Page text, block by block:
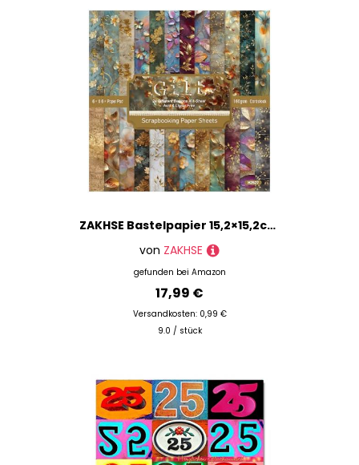
ZAKHSE Bastelpapier 15,2×15,2cm, 24 Goldene Blätter und Blumen Motive Einseitig Bedruckt Motivpapier, 48 Bögen Gemustert Scrapbook Papier Designpapier für DIY, Bastelarbeiten, Hochzeitsdekoration
von ZAKHSE
gefunden bei Amazon
17,99 €
Versandkosten: 0,99 €
9.0 / stück